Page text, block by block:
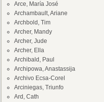
Arce, María José
Archambault, Ariane
Archbold, Tim
Archer, Mandy
Archer, Jude
Archer, Ella
Archibald, Paul
Archipowa, Anastassija
Archivo Ecsa-Corel
Arciniegas, Triunfo
Ard, Cath